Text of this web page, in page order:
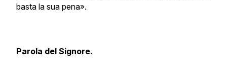
basta la sua pena».
Parola del Signore.